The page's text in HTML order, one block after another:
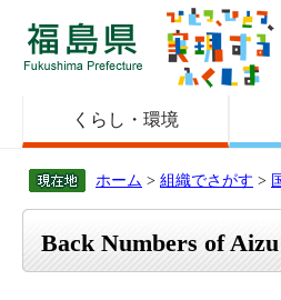
福島県
くらし・環境
ホーム > 組織でさがす >
Back Numbers of Aizu